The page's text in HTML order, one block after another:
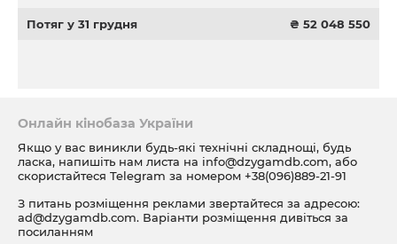
Потяг у 31 грудня ₴ 52 048 550
Онлайн кінобаза України
Якщо у вас виникли будь-які технічні складнощі, будь
ласка, напишіть нам листа на info@dzygamdb.com, або
скористайтеся Telegram за номером +38(096)889-21-91
З питань розміщення реклами звертайтеся за адресою:
ad@dzygamdb.com. Варіанти розміщення дивіться за
посиланням